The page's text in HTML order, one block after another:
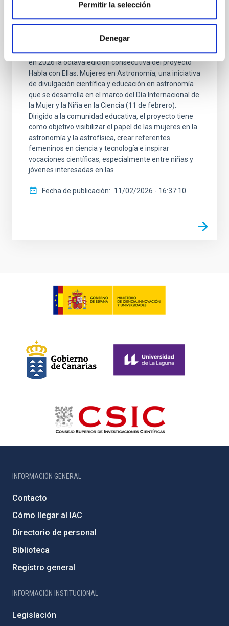
Permitir la selección
Denegar
“Habla con Ellas: Mujeres en Astronomía”:
ocho ediciones conectando ciencia y
El Instituto de Astrofísica de Canarias (IAC) celebra
en 2026 la octava edición consecutiva del proyecto
Habla con Ellas: Mujeres en Astronomía, una iniciativa
de divulgación científica y educación en astronomía
que se desarrolla en el marco del Día Internacional de
la Mujer y la Niña en la Ciencia (11 de febrero).
Dirigido a la comunidad educativa, el proyecto tiene
como objetivo visibilizar el papel de las mujeres en la
astronomía y la astrofísica, crear referentes
femeninos en ciencia y tecnología e inspirar
vocaciones científicas, especialmente entre niñas y
jóvenes interesadas en las
Fecha de publicación 11/02/2026 - 16:37:10
INFORMACIÓN GENERAL
Contacto
Cómo llegar al IAC
Directorio de personal
Biblioteca
Registro general
INFORMACIÓN INSTITUCIONAL
Legislación